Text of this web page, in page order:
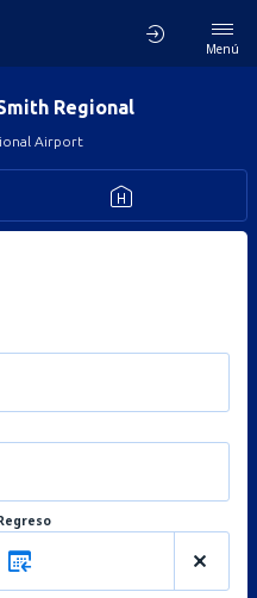
Menú
Regional
Airport